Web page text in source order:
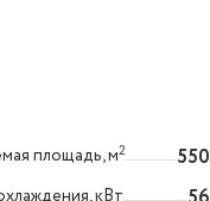
площадь, м2 550
кВт